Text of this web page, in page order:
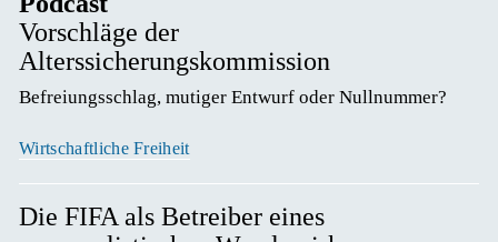
Vorschläge der
Alterssicherungskommission
Befreiungsschlag, mutiger Entwurf oder Nullnummer?
Wirtschaftliche Freiheit
Die FIFA als Betreiber eines